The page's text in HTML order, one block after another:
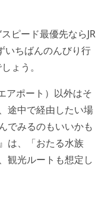
ピード最優先ならJR
いちばんのんびり行
ょう。
アポート）以外はそ
途中で経由したい場
でみるのもいいかも
は、「おたる水族
観光ルートも想定し